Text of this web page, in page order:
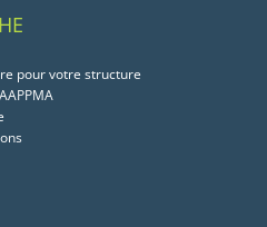
pour votre structure